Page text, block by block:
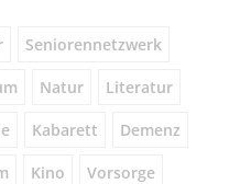
Seniorennetzwerk
Natur Literatur
Kabarett Demenz
Kino Vorsorge